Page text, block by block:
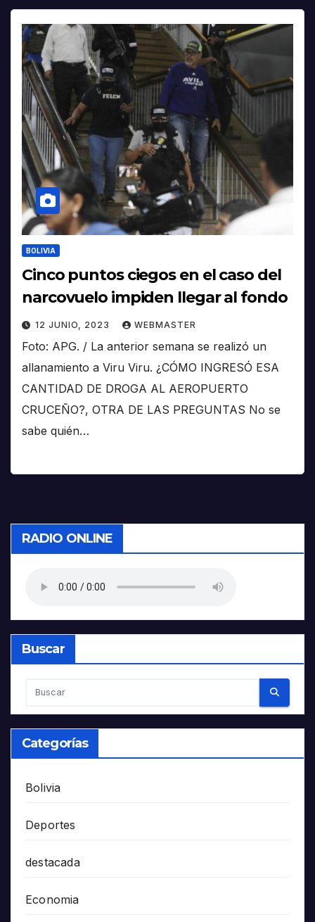
BOLIVIA
Cinco puntos ciegos en el caso del
narcovuelo impiden llegar al fondo
12 JUNIO, 2023 WEBMASTER
Foto: APG. / La anterior semana se realizó un
allanamiento a Viru Viru. ¿CÓMO INGRESÓ ESA
CANTIDAD DE DROGA AL AEROPUERTO
CRUCEÑO?, OTRA DE LAS PREGUNTAS No se
sabe quién…
RADIO ONLINE
Buscar
Categorías
Bolivia
Deportes
destacada
Economia